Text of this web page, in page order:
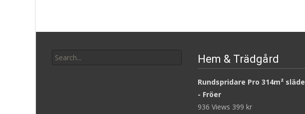
Läs mera & köp
for:
Hem & Trädgård
Rundspridare Pro 314m² släde
- Fröer
936 Views 399 kr